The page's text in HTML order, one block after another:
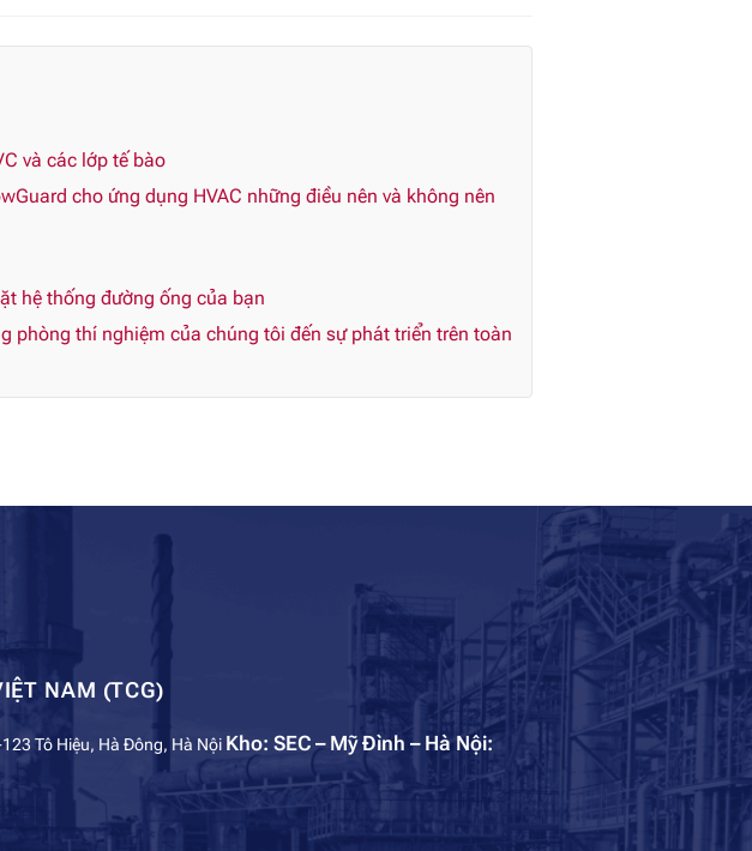
và các lớp tế bào
cho ứng dụng HVAC những điều nên và không nên
hệ thống đường ống của bạn
phòng thí nghiệm của chúng tôi đến sự phát triển trên toàn
NAM (TCG)
Tô Hiệu, Hà Đông, Hà Nội Kho: SEC – Mỹ Đình – Hà Nội: